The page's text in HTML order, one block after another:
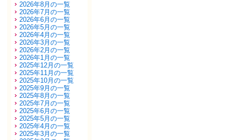
2026年8月の一覧
2026年7月の一覧
2026年6月の一覧
2026年5月の一覧
2026年4月の一覧
2026年3月の一覧
2026年2月の一覧
2026年1月の一覧
2025年12月の一覧
2025年11月の一覧
2025年10月の一覧
2025年9月の一覧
2025年8月の一覧
2025年7月の一覧
2025年6月の一覧
2025年5月の一覧
2025年4月の一覧
2025年3月の一覧